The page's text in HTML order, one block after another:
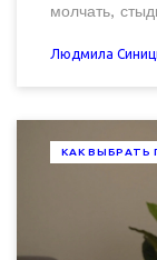
молчать,
Просто
Людмила
КАК ВЫБРАТЬ